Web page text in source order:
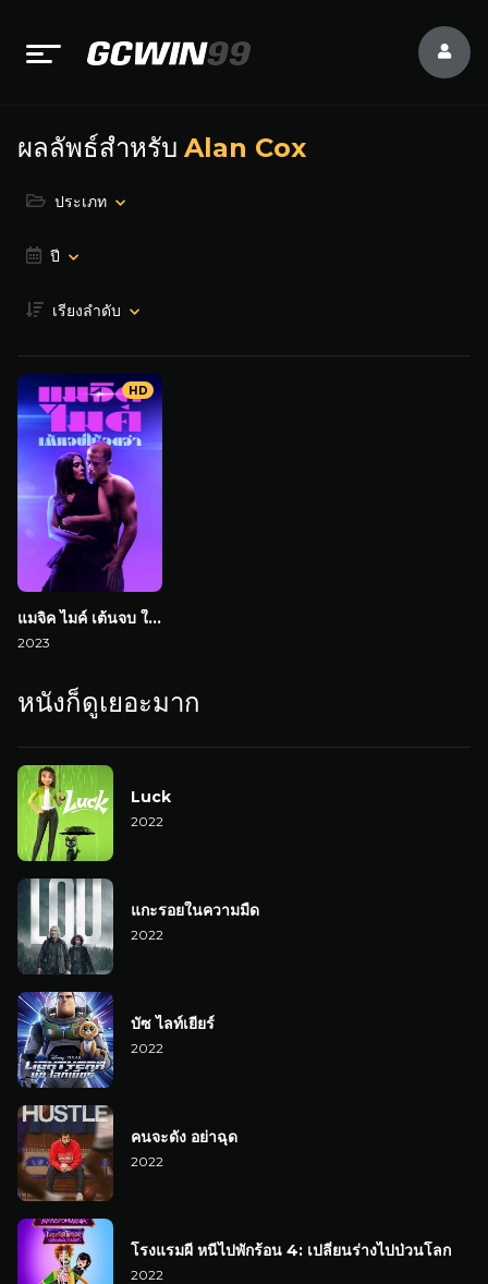
ผลลัพธ์สำหรับ Alan Cox
ประเภท
ปี
เรียงลำดับ
แมจิค ไมค์ เต้นจบ ให้จดจำ
2023
HD
หนังก็ดูเยอะมาก
Luck
2022
แกะรอยในความมืด
2022
บัซ ไลท์เยียร์
2022
คนจะดัง อย่าฉุด
2022
โรงแรมผี หนีไปพักร้อน 4: เปลี่ยนร่างไปป่วนโลก
2022